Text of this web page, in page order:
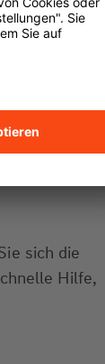
sich die
Hilfe,